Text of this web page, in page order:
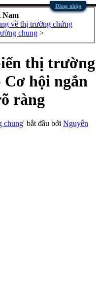
Đăng nhập
Nam
về thị trường chứng
chung >
thị trường
Cơ hội ngắn
ràng
chung' bắt đầu bởi Nguyễn